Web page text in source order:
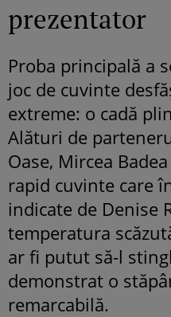
prezentator
Proba principală a
joc de cuvinte
extreme: o cadă
Alături de
Oase, Mircea
rapid cuvinte care
indicate de Denise
temperatura
ar fi putut să-l
demonstrat o
remarcabilă.